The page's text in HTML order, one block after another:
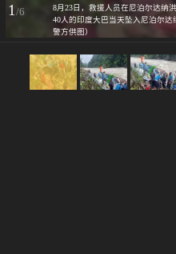
1/6
8月23日，救援人员在尼泊尔达纳
40人的印度大巴当天坠入尼泊尔
警方供图）